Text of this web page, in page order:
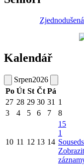
Kalendář
Srpen2026
Po Út St Čt Pá
27 28 29 30 31 1
3
4 5 6 7 8
10 11 12 13 14
15
1